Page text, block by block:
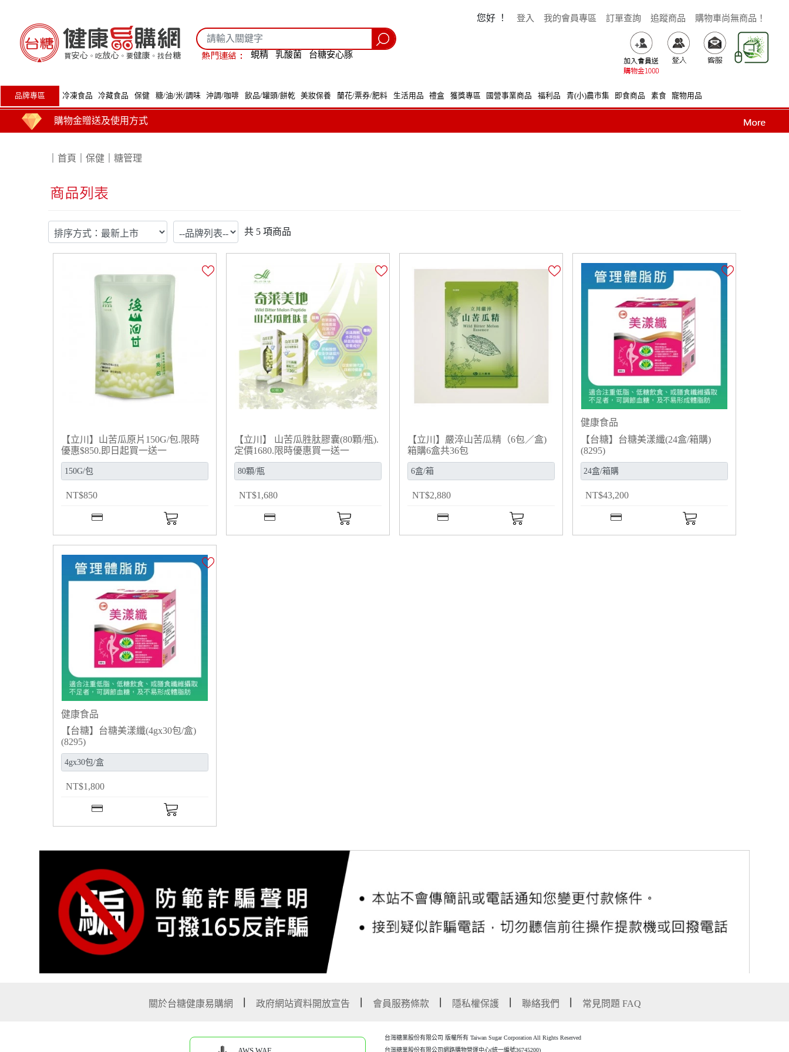
您好 ！ 登入 我的會員專區 訂單查詢 追蹤商品 購物車尚無商品！
蜆精 乳酸菌 台糖安心豚
品牌專區 冷凍食品 冷藏食品 保健 糖/油/米/調味 沖調/咖啡 飲品/罐頭/餅乾 美妝保養 蘭花/票券/肥料 生活用品 禮盒 獲獎專區 國營事業商品 福利品 青(小)農市集 即食商品 素食 寵物用品
購物金贈送及使用方式
運費計算標準
商品到貨時間說明
台糖產品這裡買 健康美味帶回家
買安心 吃放心 要健康 找台糖
台糖產品 食在安心 查驗報告在這裡
全臺第1家最環保國營企業！榮獲行政院環境部網購包裝減量標章
首頁 ｜保健 ｜糖管理
共 5項商品
【立川】山苦瓜原片150G/包.限時
優惠$850.即日起買一送一
NT$850
【立川】 山苦瓜胜肽膠囊(80顆/瓶).
定價1680.限時優惠買一送一
NT$1,680
【立川】嚴淬山苦瓜精（6包／盒)
箱購6盒共36包
NT$2,880
健康食品
【台糖】台糖美漾纖(24盒/箱購)
(8295)
NT$43,200
健康食品
【台糖】台糖美漾纖(4gx30包/盒)
(8295)
NT$1,800
關於台糖健康易購網 政府網站資料開放宣告 會員服務條款 隱私權保護 聯絡我們 常見問題 FAQ
台灣糖業股份有限公司 版權所有 Taiwan Sugar Corporation All Rights Reserved
台灣糖業股份有限公司網路購物營運中心(統一編號36745200)